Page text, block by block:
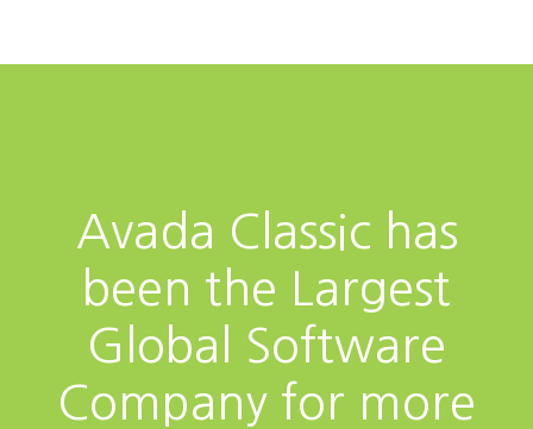
Avada Classic has
been the Largest
Global Software
Company for more